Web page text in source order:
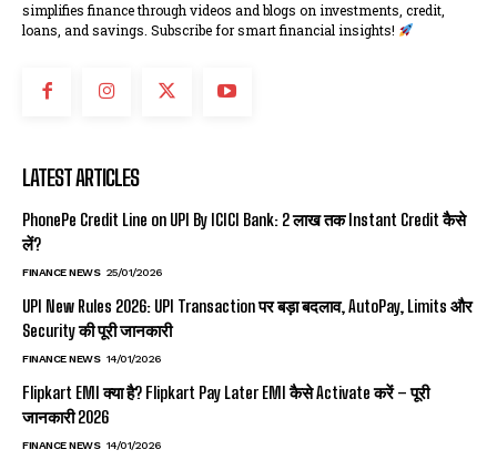
simplifies finance through videos and blogs on investments, credit,
loans, and savings. Subscribe for smart financial insights!
LATEST ARTICLES
PhonePe Credit Line on UPI By ICICI Bank: ₹2 लाख तक Instant Credit कैसे
लें?
FINANCE NEWS 25/01/2026
UPI New Rules 2026: UPI Transaction पर बड़ा बदलाव, AutoPay, Limits और
Security की पूरी जानकारी
FINANCE NEWS 14/01/2026
Flipkart EMI क्या है? Flipkart Pay Later EMI कैसे Activate करें – पूरी
जानकारी 2026
FINANCE NEWS 14/01/2026